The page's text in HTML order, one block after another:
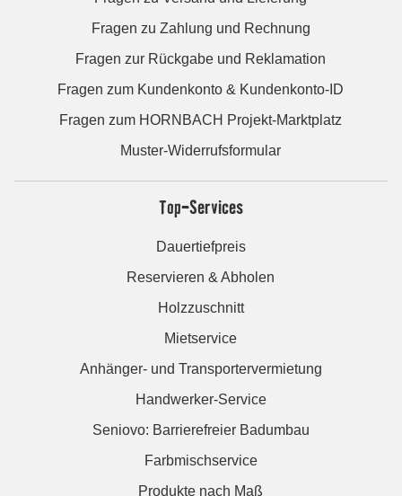
Fragen zu Zahlung und Rechnung
Fragen zur Rückgabe und Reklamation
Fragen zum Kundenkonto & Kundenkonto-ID
Fragen zum HORNBACH Projekt-Marktplatz
Muster-Widerrufsformular
Top-Services
Dauertiefpreis
Reservieren & Abholen
Holzzuschnitt
Mietservice
Anhänger- und Transportervermietung
Handwerker-Service
Seniovo: Barrierefreier Badumbau
Farbmischservice
Produkte nach Maß